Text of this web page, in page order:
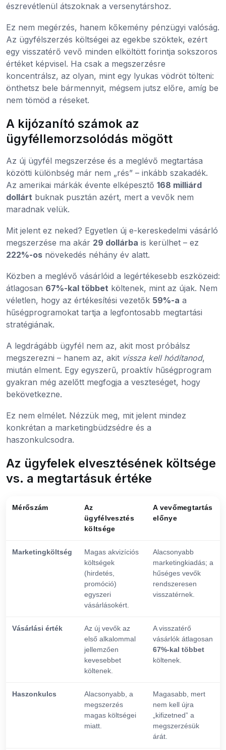
észrevétlenül átszoknak a versenytárshoz.
Ez nem megérzés, hanem kőkemény pénzügyi valóság.
Az ügyfélszerzés költségei az egekbe szöktek, ezért
egy visszatérő vevő minden elköltött forintja sokszoros
értéket képvisel. Ha csak a megszerzésre
koncentrálsz, az olyan, mint egy lyukas vödröt tölteni:
önthetsz bele bármennyit, mégsem jutsz előre, amíg be
nem tömöd a réseket.
A kijózanító számok az
ügyféllemorzsolódás mögött
Az új ügyfél megszerzése és a meglévő megtartása
közötti különbség már nem „rés” – inkább szakadék.
Az amerikai márkák évente elképesztő 168 milliárd
dollárt buknak pusztán azért, mert a vevők nem
maradnak velük.
Mit jelent ez neked? Egyetlen új e-kereskedelmi vásárló
megszerzése ma akár 29 dollárba is kerülhet – ez
222%-os növekedés néhány év alatt.
Közben a meglévő vásárlóid a legértékesebb eszközeid:
átlagosan 67%-kal többet költenek, mint az újak. Nem
véletlen, hogy az értékesítési vezetők 59%-a a
hűségprogramokat tartja a legfontosabb megtartási
stratégiának.
A legdrágább ügyfél nem az, akit most próbálsz
megszerezni – hanem az, akit vissza kell hódítanod,
miután elment. Egy egyszerű, proaktív hűségprogram
gyakran még azelőtt megfogja a veszteséget, hogy
bekövetkezne.
Ez nem elmélet. Nézzük meg, mit jelent mindez
konkrétan a marketingbüdzsédre és a
haszonkulcsodra.
Az ügyfelek elvesztésének költsége
vs. a megtartásuk értéke
Mérőszám
Az
ügyfélvesztés
költsége
A vevőmegtartás
előnye
Marketingköltség
Magas akvizíciós
költségek
(hirdetés,
promóció)
egyszeri
vásárlásokért.
Alacsonyabb
marketingkiadás; a
hűséges vevők
rendszeresen
visszatérnek.
Vásárlási érték
Az új vevők az
első alkalommal
jellemzően
kevesebbet
költenek.
A visszatérő
vásárlók átlagosan
67%-kal többet
költenek.
Haszonkulcs
Alacsonyabb, a
megszerzés
magas költségei
miatt.
Magasabb, mert
nem kell újra
„kifizetned” a
megszerzésük
árát.